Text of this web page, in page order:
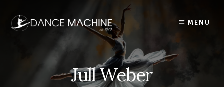
content
MENU
Jull Weber